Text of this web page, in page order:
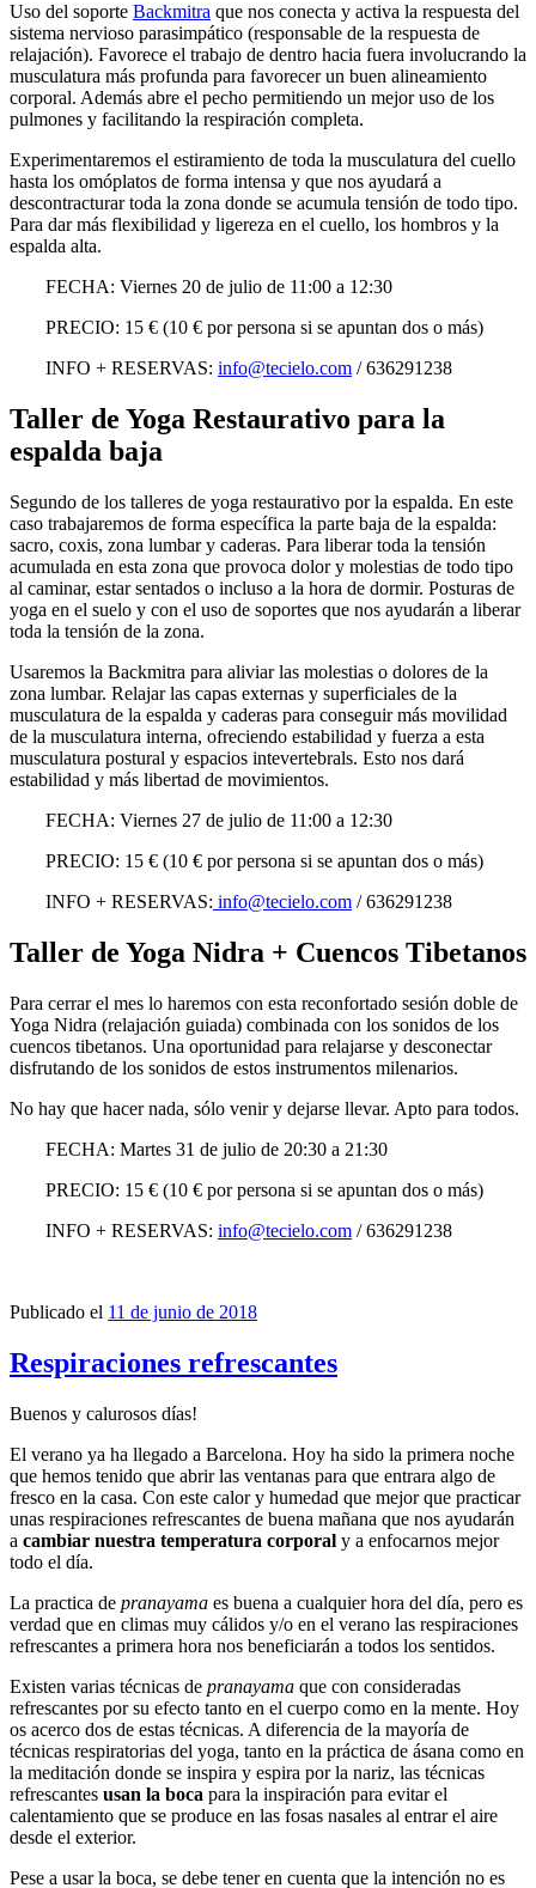
Uso del soporte Backmitra que nos conecta y activa la respuesta del
sistema nervioso parasimpático (responsable de la respuesta de
relajación). Favorece el trabajo de dentro hacia fuera involucrando la
musculatura más profunda para favorecer un buen alineamiento
corporal. Además abre el pecho permitiendo un mejor uso de los
pulmones y facilitando la respiración completa.
Experimentaremos el estiramiento de toda la musculatura del cuello
hasta los omóplatos de forma intensa y que nos ayudará a
descontracturar toda la zona donde se acumula tensión de todo tipo.
Para dar más flexibilidad y ligereza en el cuello, los hombros y la
espalda alta.
FECHA: Viernes 20 de julio de 11:00 a 12:30
PRECIO: 15 € (10 € por persona si se apuntan dos o más)
INFO + RESERVAS: info@tecielo.com / 636291238
Taller de Yoga Restaurativo para la
espalda baja
Segundo de los talleres de yoga restaurativo por la espalda. En este
caso trabajaremos de forma específica la parte baja de la espalda:
sacro, coxis, zona lumbar y caderas. Para liberar toda la tensión
acumulada en esta zona que provoca dolor y molestias de todo tipo
al caminar, estar sentados o incluso a la hora de dormir. Posturas de
yoga en el suelo y con el uso de soportes que nos ayudarán a liberar
toda la tensión de la zona.
Usaremos la Backmitra para aliviar las molestias o dolores de la
zona lumbar. Relajar las capas externas y superficiales de la
musculatura de la espalda y caderas para conseguir más movilidad
de la musculatura interna, ofreciendo estabilidad y fuerza a esta
musculatura postural y espacios intevertebrals. Esto nos dará
estabilidad y más libertad de movimientos.
FECHA: Viernes 27 de julio de 11:00 a 12:30
PRECIO: 15 € (10 € por persona si se apuntan dos o más)
INFO + RESERVAS: info@tecielo.com / 636291238
Taller de Yoga Nidra + Cuencos Tibetanos
Para cerrar el mes lo haremos con esta reconfortado sesión doble de
Yoga Nidra (relajación guiada) combinada con los sonidos de los
cuencos tibetanos. Una oportunidad para relajarse y desconectar
disfrutando de los sonidos de estos instrumentos milenarios.
No hay que hacer nada, sólo venir y dejarse llevar. Apto para todos.
FECHA: Martes 31 de julio de 20:30 a 21:30
PRECIO: 15 € (10 € por persona si se apuntan dos o más)
INFO + RESERVAS: info@tecielo.com / 636291238
Publicado el 11 de junio de 2018
Respiraciones refrescantes
Buenos y calurosos días!
El verano ya ha llegado a Barcelona. Hoy ha sido la primera noche
que hemos tenido que abrir las ventanas para que entrara algo de
fresco en la casa. Con este calor y humedad que mejor que practicar
unas respiraciones refrescantes de buena mañana que nos ayudarán
a cambiar nuestra temperatura corporal y a enfocarnos mejor
todo el día.
La practica de pranayama es buena a cualquier hora del día, pero es
verdad que en climas muy cálidos y/o en el verano las respiraciones
refrescantes a primera hora nos beneficiarán a todos los sentidos.
Existen varias técnicas de pranayama que con consideradas
refrescantes por su efecto tanto en el cuerpo como en la mente. Hoy
os acerco dos de estas técnicas. A diferencia de la mayoría de
técnicas respiratorias del yoga, tanto en la práctica de ásana como en
la meditación donde se inspira y espira por la nariz, las técnicas
refrescantes usan la boca para la inspiración para evitar el
calentamiento que se produce en las fosas nasales al entrar el aire
desde el exterior.
Pese a usar la boca, se debe tener en cuenta que la intención no es